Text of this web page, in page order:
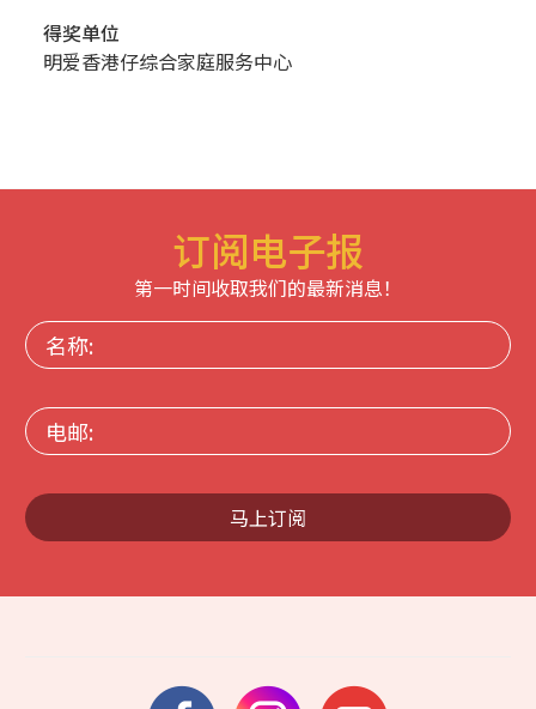
得奖单位
明爱香港仔综合家庭服务中心
订阅电子报
第一时间收取我们的最新消息！
名
称:
电
邮:
马上订阅